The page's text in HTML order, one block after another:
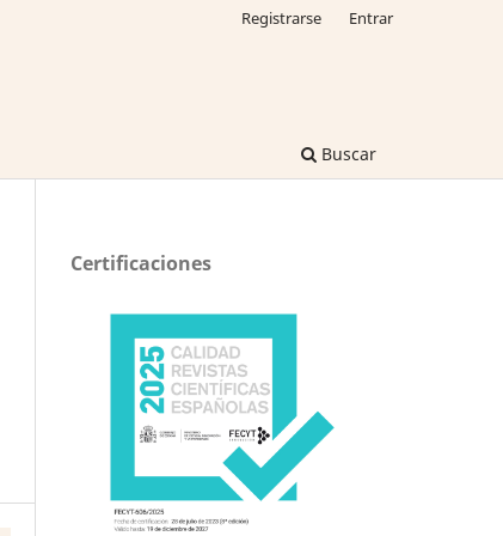
Buscar
Registrarse Entrar
Certificaciones